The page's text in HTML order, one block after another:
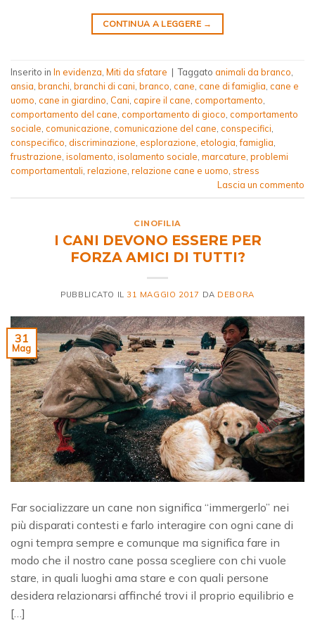
CONTINUA A LEGGERE →
Inserito in In evidenza, Miti da sfatare | Taggato animali da branco,
ansia, branchi, branchi di cani, branco, cane, cane di famiglia, cane e
uomo, cane in giardino, Cani, capire il cane, comportamento,
comportamento del cane, comportamento di gioco, comportamento
sociale, comunicazione, comunicazione del cane, conspecifici,
conspecifico, discriminazione, esplorazione, etologia,famiglia,
frustrazione, isolamento, isolamento sociale, marcature, problemi
comportamentali, relazione, relazione cane e uomo, stress
Lascia un commento
CINOFILIA
I CANI DEVONO ESSERE PER
FORZA AMICI DI TUTTI?
PUBBLICATO IL 31 MAGGIO 2017 DA DEBORA
31
Mag
Far socializzare un cane non significa “immergerlo” nei
più disparati contesti e farlo interagire con ogni cane di
ogni tempra sempre e comunque ma significa fare in
modo che il nostro cane possa scegliere con chi vuole
stare, in quali luoghi ama stare e con quali persone
desidera relazionarsi affinché trovi il proprio equilibrio e
[…]